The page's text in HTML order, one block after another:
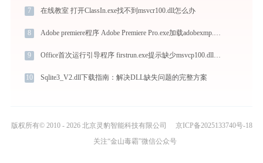
7 在线教室 打开ClassIn.exe找不到msvcr100.dll怎么办
8 Adobe premiere程序 Adobe Premiere Pro.exe加载adobexmp.dll文件丢失处理办法
9 Office首次运行引导程序 firstrun.exe提示缺少msvcp100.dll文件的解决办法
10 Sqlite3_V2.dll下载指南：解决DLL缺失问题的完整方案
版权所有© 2010 - 2026 北京灵豹智能科技有限公司
京ICP备2025133740号-18
关注“金山毒霸”微信公众号